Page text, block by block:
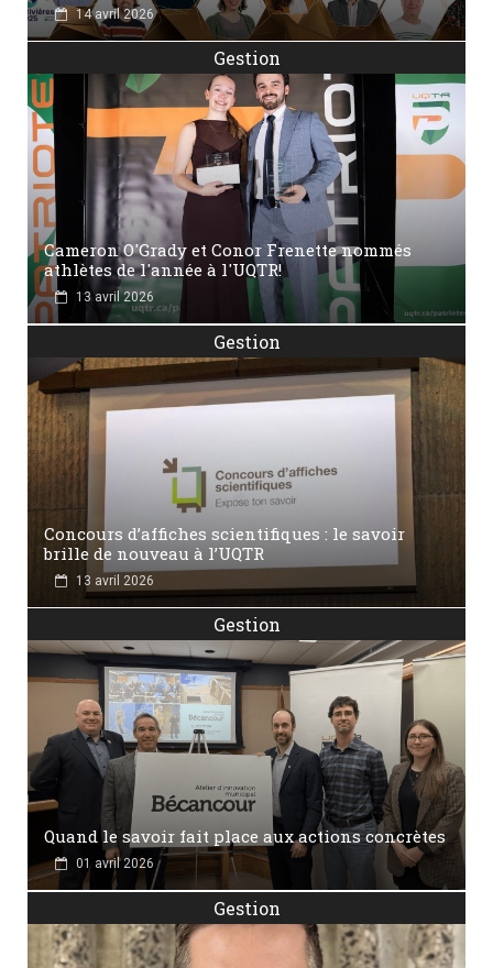
14 avril 2026
Gestion
Cameron O'Grady et Conor Frenette nommés
athlètes de l'année à l'UQTR!
13 avril 2026
Gestion
Concours d’affiches scientifiques : le savoir
brille de nouveau à l’UQTR
13 avril 2026
Gestion
Quand le savoir fait place aux actions concrètes
01 avril 2026
Gestion